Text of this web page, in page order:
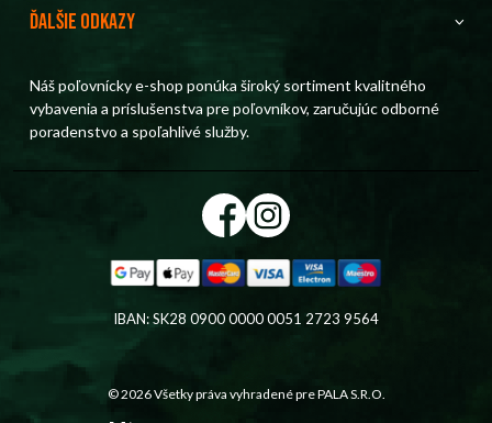
Ďalšie odkazy
Náš poľovnícky e-shop ponúka široký sortiment kvalitného
vybavenia a príslušenstva pre poľovníkov, zaručujúc odborné
poradenstvo a spoľahlivé služby.
IBAN: SK28 0900 0000 0051 2723 9564
© 2026 Všetky práva vyhradené prePALA S.R.O.